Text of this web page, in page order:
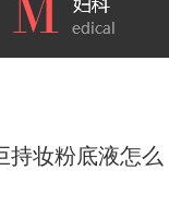
持妆粉底液怎么